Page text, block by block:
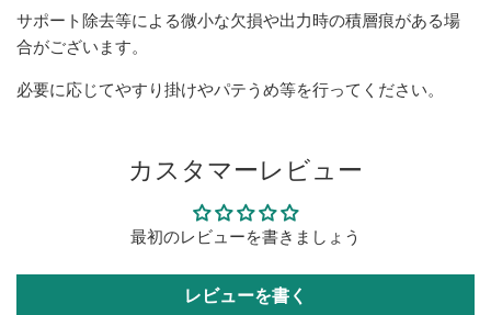
サポート除去等による微小な欠損や出力時の積層痕がある場
合がございます。
必要に応じてやすり掛けやパテうめ等を行ってください。
カスタマーレビュー
最初のレビューを書きましょう
レビューを書く